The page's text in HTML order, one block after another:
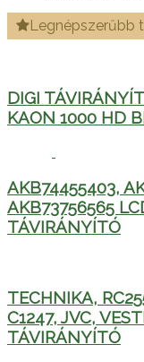
Legnépszerűbb
DIGI
KAON 1000 HD
AKB74455403,
AKB73756565
TÁVIRÁNYÍTÓ
TECHNIKA,
C1247, JVC,
TÁVIRÁNYÍTÓ